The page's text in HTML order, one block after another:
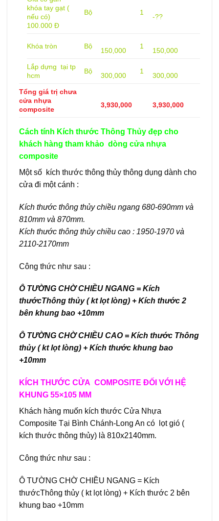
khóa tay gạt (
nếu có)
100.000 Đ
Bộ 1
-??
Khóa tròn Bộ
150,000
1
150,000
Lắp dựng tại tp
hcm
Bộ
300,000
1
300,000
Tổng giá trị chưa
cửa nhựa
composite
3,930,000 3,930,000
Cách tính Kích thước Thông Thủy đẹp cho
khách hàng tham khảo dòng cửa nhựa
composite
Một số kích thước thông thủy thông dụng dành cho
cửa đi một cánh :
Kích thước thông thủy chiều ngang 680-690mm và
810mm và 870mm.
Kích thước thông thủy chiều cao : 1950-1970 và
2110-2170mm
Công thức như sau :
Ô TƯỜNG CHỜ CHIỀU NGANG = Kích
thướcThông thủy ( kt lọt lòng) + Kích thước 2
bên khung bao +10mm
Ô TƯỜNG CHỜ CHIỀU CAO = Kích thước Thông
thủy ( kt lọt lòng) + Kích thước khung bao
+10mm
KÍCH THƯỚC CỬA COMPOSITE ĐỐI VỚI HỆ
KHUNG 55×105 MM
Khách hàng muốn kích thước Cửa Nhựa
Composite Tại Bình Chánh-Long An có lọt gió (
kích thước thông thủy) là 810x2140mm.
Công thức như sau :
Ô TƯỜNG CHỜ CHIỀU NGANG = Kích
thướcThông thủy ( kt lọt lòng) + Kích thước 2 bên
khung bao +10mm